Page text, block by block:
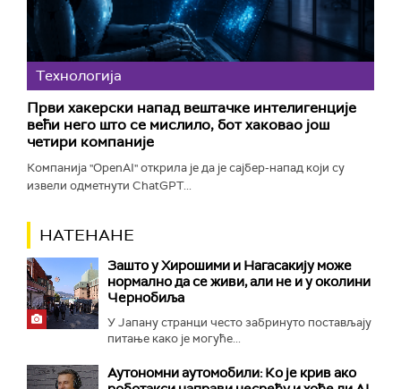
Технологијa
Први хакерски напад вештачке интелигенције
већи него што се мислило, бот хаковао још
четири компаније
Компанија "OpenAI" открила је да је сајбер-напад који су
извели одметнути ChatGPT...
НАТЕНАНЕ
Зашто у Хирошими и Нагасакију може
нормално да се живи, али не и у околини
Чернобиља
У Јапану странци често забринуто постављају
питање како је могуће...
Аутономни аутомобили: Ко је крив ако